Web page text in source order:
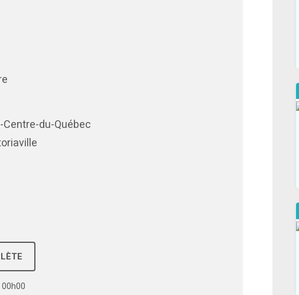
Centre-du-Québec